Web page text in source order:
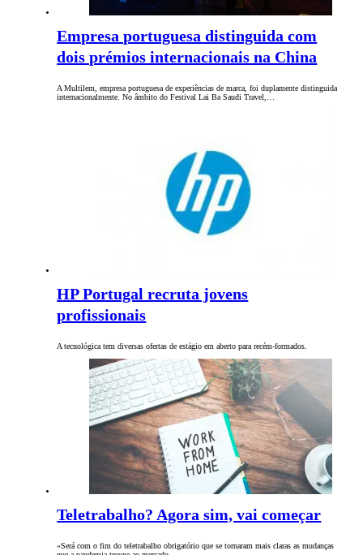
Empresa portuguesa distinguida com
dois prémios internacionais na China
A Multilem, empresa portuguesa de experiências de marca, foi duplamente distinguida
internacionalmente. No âmbito do Festival Lai Ba Saudi Travel,…
HP Portugal recruta jovens
profissionais
A tecnológica tem diversas ofertas de estágio em aberto para recém-formados.
Teletrabalho? Agora sim, vai começar
«Será com o fim do teletrabalho obrigatório que se tornaram mais claras as mudanças